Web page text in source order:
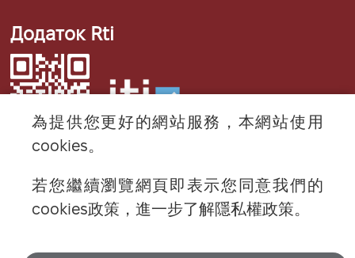
Додаток Rti
© 2024 RTI (Radio Taiwan International).
為提供您更好的網站服務，本網站使用
cookies。
若您繼續瀏覽網頁即表示您同意我們的
cookies政策，進一步了解隱私權政策。